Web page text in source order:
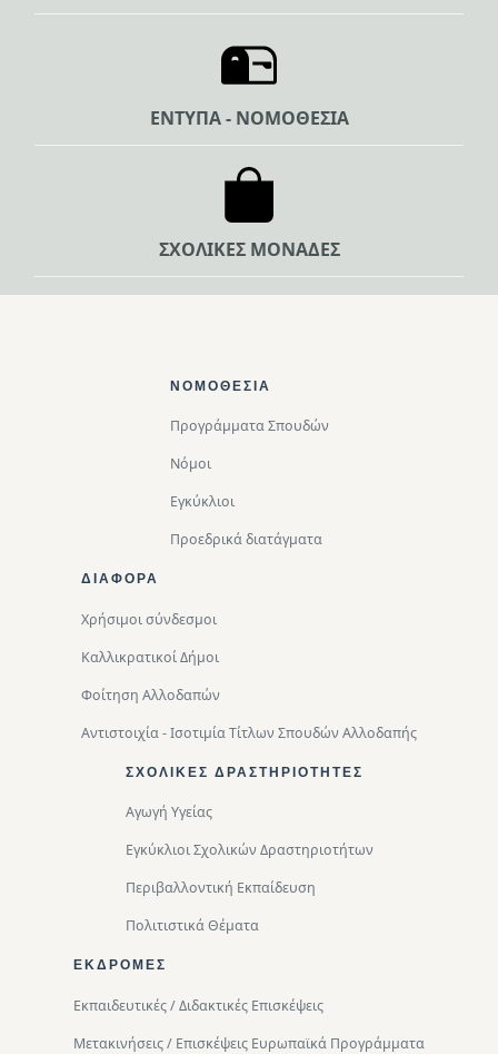
ΕΝΤΥΠΑ - ΝΟΜΟΘΕΣΙΑ
ΣΧΟΛΙΚΕΣ ΜΟΝΑΔΕΣ
ΝΟΜΟΘΕΣΊΑ
Προγράμματα Σπουδών
Νόμοι
Εγκύκλιοι
Προεδρικά διατάγματα
ΔΙΑΦΟΡΑ
Χρήσιμοι σύνδεσμοι
Καλλικρατικοί Δήμοι
Φοίτηση Αλλοδαπών
Αντιστοιχία - Ισοτιμία Τίτλων Σπουδών Αλλοδαπής
ΣΧΟΛΙΚΈΣ ΔΡΑΣΤΗΡΙΌΤΗΤΕΣ
Αγωγή Υγείας
Εγκύκλιοι Σχολικών Δραστηριοτήτων
Περιβαλλοντική Eκπαίδευση
Πολιτιστικά Θέματα
ΕΚΔΡΟΜΈΣ
Εκπαιδευτικές / Διδακτικές Επισκέψεις
Μετακινήσεις / Επισκέψεις Ευρωπαϊκά Προγράμματα